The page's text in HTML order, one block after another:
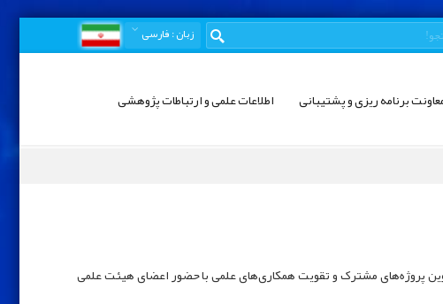
زبان: فارسی
برنامه ریزی و پشتیبانی اطلاعات علمی و ارتباطات پژوهشی
پروژه‌های مشترک و تقویت همکاری‌های علمی با حضور اعضای هیئت علمی